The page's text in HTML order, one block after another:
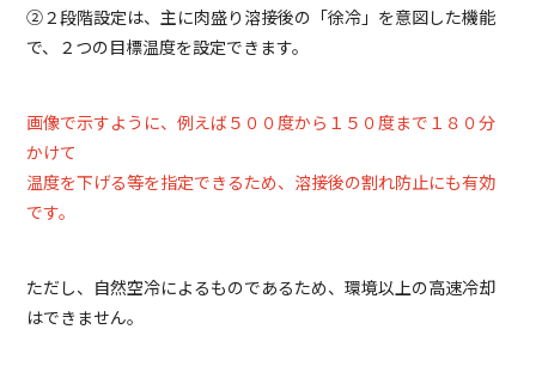
②２段階設定は、主に肉盛り溶接後の「徐冷」を意図した機能
で、２つの目標温度を設定できます。
画像で示すように、例えば５００度から１５０度まで１８０分
かけて
温度を下げる等を指定できるため、溶接後の割れ防止にも有効
です。
ただし、自然空冷によるものであるため、環境以上の高速冷却
はできません。